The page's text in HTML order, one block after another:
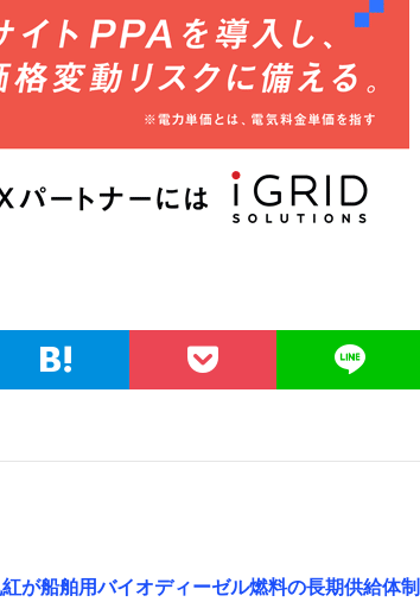
が船舶用バイオディーゼル燃料の長期供給体制